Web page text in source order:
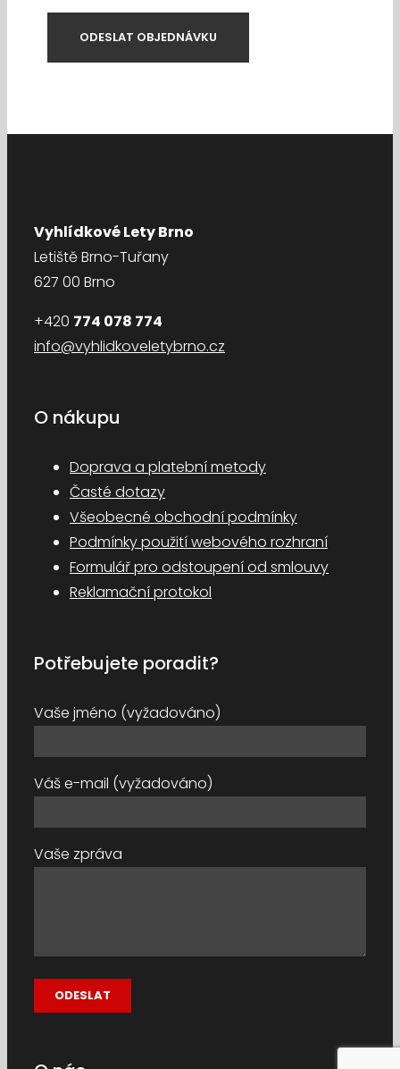
Vyhlídkové Lety Brno
Letiště Brno-Tuřany
627 00 Brno
+420 774 078 774
info@vyhlidkoveletybrno.cz
O nákupu
Doprava a platební metody
Časté dotazy
Všeobecné obchodní podmínky
Podmínky použití webového rozhraní
Formulář pro odstoupení od smlouvy
Reklamační protokol
Potřebujete poradit?
Vaše jméno (vyžadováno)
Váš e-mail (vyžadováno)
Vaše zpráva